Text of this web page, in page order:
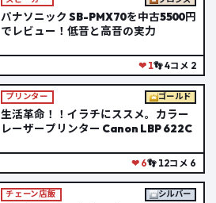
パナソニック SB-PMX70を中古5500円
でレビュー！低音と高音の実力
❤ 1👣 4コメ 2
プリンター ゴールド
生活革命！！イラチにススメ。カラー
レーザープリンター Canon LBP 622C
❤ 6👣 12コメ 6
チェーン店飯 シルバー